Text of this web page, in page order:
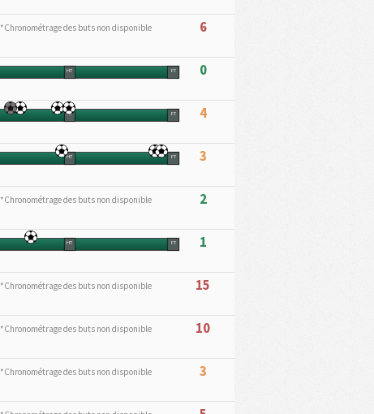
*Chronométrage des buts non disponible 6
HT FT 0
HT FT 4
HT FT 3
*Chronométrage des buts non disponible 2
HT FT 1
*Chronométrage des buts non disponible 15
*Chronométrage des buts non disponible 10
*Chronométrage des buts non disponible 3